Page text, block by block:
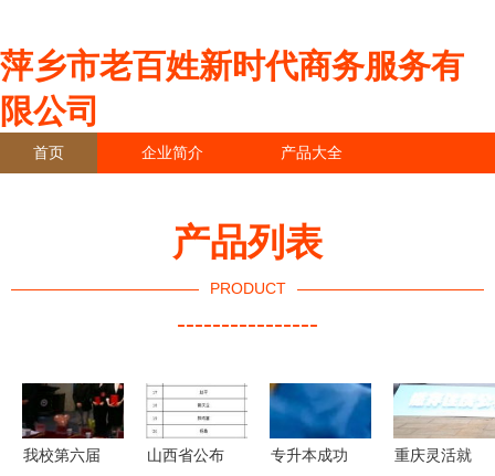
萍乡市老百姓新时代商务服务有
限公司
首页 企业简介 产品大全
产品列表
PRODUCT
----------------
我校第六届
山西省公布
专升本成功
重庆灵活就